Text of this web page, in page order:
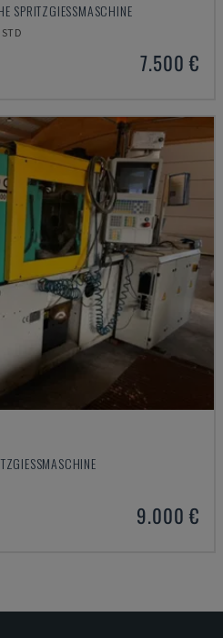
SPRITZGIESSMASCHINE
7.500 €
9.000 €